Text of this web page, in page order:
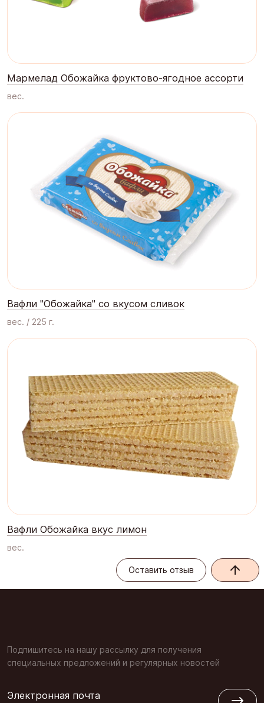
Мармелад Обожайка фруктово-ягодное ассорти
вес.
Вафли "Обожайка" со вкусом сливок
вес. / 225 г.
Вафли Обожайка вкус лимон
вес.
Оставить отзыв
Подпишитесь на нашу рассылку для получения
специальных предложений и регулярных новостей
Электронная почта